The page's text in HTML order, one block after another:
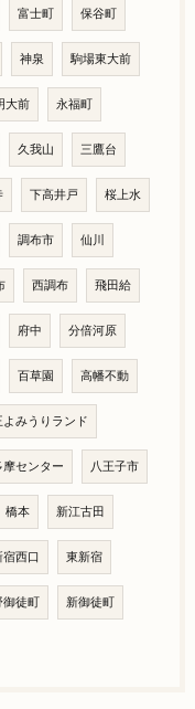
富士町 保谷町
神泉 駒場東大前
大前 永福町
久我山 三鷹台
下高井戸 桜上水
調布市 仙川
西調布 飛田給
府中 分倍河原
百草園 高幡不動
よみうりランド
摩センター 八王子市
橋本 新江古田
宿西口 東新宿
御徒町 新御徒町